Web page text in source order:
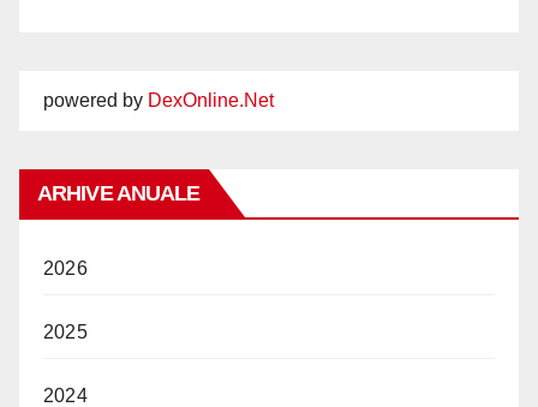
powered by DexOnline.Net
ARHIVE ANUALE
2026
2025
2024